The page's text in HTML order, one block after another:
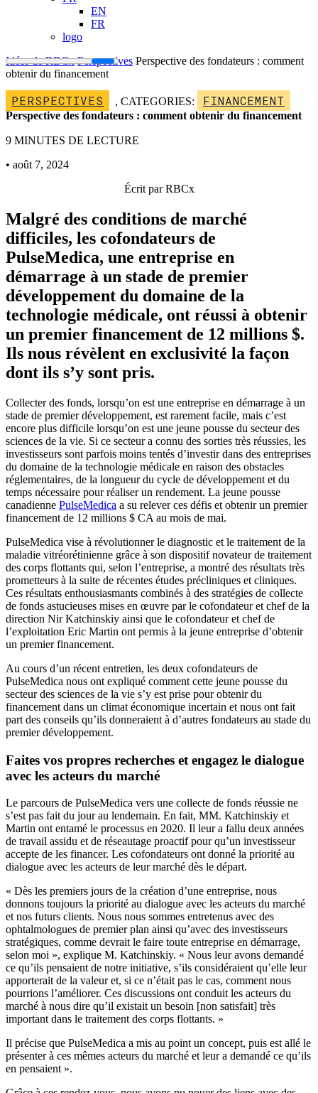
EN
FR
logo
Idées de RBCx Perspectives Perspective des fondateurs : comment
obtenir du financement
PERSPECTIVES , CATEGORIES: FINANCEMENT
Perspective des fondateurs : comment obtenir du financement
9 MINUTES DE LECTURE
• août 7, 2024
Écrit parRBCx
Malgré des conditions de marché
difficiles, les cofondateurs de
PulseMedica, une entreprise en
démarrage à un stade de premier
développement du domaine de la
technologie médicale, ont réussi à obtenir
un premier financement de 12 millions $.
Ils nous révèlent en exclusivité la façon
dont ils s’y sont pris.
Collecter des fonds, lorsqu’on est une entreprise en démarrage à un
stade de premier développement, est rarement facile, mais c’est
encore plus difficile lorsqu’on est une jeune pousse du secteur des
sciences de la vie. Si ce secteur a connu des sorties très réussies, les
investisseurs sont parfois moins tentés d’investir dans des entreprises
du domaine de la technologie médicale en raison des obstacles
réglementaires, de la longueur du cycle de développement et du
temps nécessaire pour réaliser un rendement. La jeune pousse
canadienne PulseMedica a su relever ces défis et obtenir un premier
financement de 12 millions $ CA au mois de mai.
PulseMedica vise à révolutionner le diagnostic et le traitement de la
maladie vitréorétinienne grâce à son dispositif novateur de traitement
des corps flottants qui, selon l’entreprise, a montré des résultats très
prometteurs à la suite de récentes études précliniques et cliniques.
Ces résultats enthousiasmants combinés à des stratégies de collecte
de fonds astucieuses mises en œuvre par le cofondateur et chef de la
direction Nir Katchinskiy ainsi que le cofondateur et chef de
l’exploitation Eric Martin ont permis à la jeune entreprise d’obtenir
un premier financement.
Au cours d’un récent entretien, les deux cofondateurs de
PulseMedica nous ont expliqué comment cette jeune pousse du
secteur des sciences de la vie s’y est prise pour obtenir du
financement dans un climat économique incertain et nous ont fait
part des conseils qu’ils donneraient à d’autres fondateurs au stade du
premier développement.
Faites vos propres recherches et engagez le dialogue
avec les acteurs du marché
Le parcours de PulseMedica vers une collecte de fonds réussie ne
s’est pas fait du jour au lendemain. En fait, MM. Katchinskiy et
Martin ont entamé le processus en 2020. Il leur a fallu deux années
de travail assidu et de réseautage proactif pour qu’un investisseur
accepte de les financer. Les cofondateurs ont donné la priorité au
dialogue avec les acteurs de leur marché dès le départ.
« Dès les premiers jours de la création d’une entreprise, nous
donnons toujours la priorité au dialogue avec les acteurs du marché
et nos futurs clients. Nous nous sommes entretenus avec des
ophtalmologues de premier plan ainsi qu’avec des investisseurs
stratégiques, comme devrait le faire toute entreprise en démarrage,
selon moi », explique M. Katchinskiy. « Nous leur avons demandé
ce qu’ils pensaient de notre initiative, s’ils considéraient qu’elle leur
apporterait de la valeur et, si ce n’était pas le cas, comment nous
pourrions l’améliorer. Ces discussions ont conduit les acteurs du
marché à nous dire qu’il existait un besoin [non satisfait] très
important dans le traitement des corps flottants. »
Il précise que PulseMedica a mis au point un concept, puis est allé le
présenter à ces mêmes acteurs du marché et leur a demandé ce qu’ils
en pensaient ».